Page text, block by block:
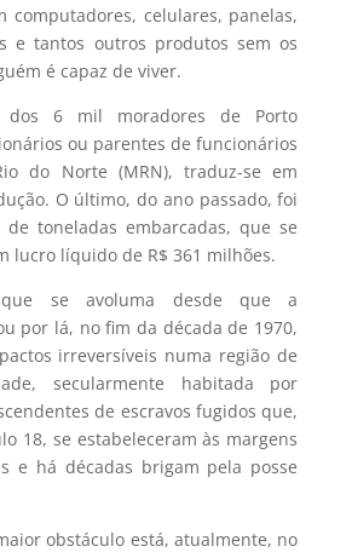
computadores, celulares, panelas,
e tantos outros produtos sem os
é capaz de viver.
dos 6 mil moradores de Porto
ou parentes de funcionários
do Norte (MRN), traduz-se em
O último, do ano passado, foi
toneladas embarcadas, que se
lucro líquido de R$ 361 milhões.
que se avoluma desde que a
por lá, no fim da década de 1970,
irreversíveis numa região de
secularmente habitada por
de escravos fugidos que,
18, se estabeleceram às margens
e há décadas brigam pela posse
obstáculo está, atualmente, no